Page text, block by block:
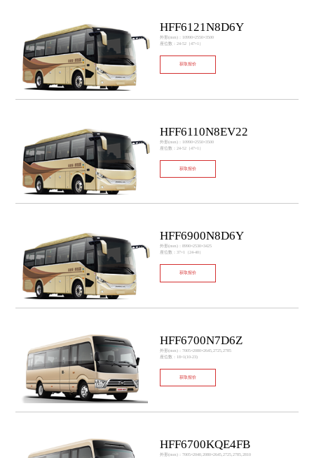
HFF6121N8D6Y
外形(mm)：10990×2550×3500
座位数：24-52（47+1）
获取报价
HFF6110N8EV22
外形(mm)：10990×2550×3500
座位数：24-52（47+1）
获取报价
HFF6900N8D6Y
外形(mm)：8990×2530×3425
座位数：37+1（24-40）
获取报价
HFF6700N7D6Z
外形(mm)：7005×2080×2645,2725,2785
座位数：18+1(10-23)
获取报价
HFF6700KQE4FB
外形(mm)：7005×2040,2080×2645,2725,2785,2810